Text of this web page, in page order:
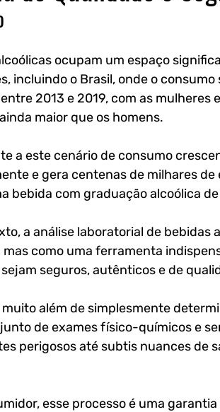
ocupam um espaço
incluindo o Brasil, onde o
2013 e 2019, com as mulheres
maior que os homens.
a este cenário de consumo
e gera centenas de milhares
bebida com graduação alcoólica
a análise laboratorial de bebidas
como uma ferramenta
seguros, autênticos e de
muito além de simplesmente
de exames físico-químicos e
perigosos até subtis nuances de
esse processo é uma